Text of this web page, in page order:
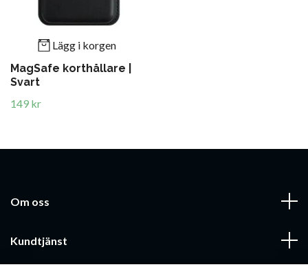
Lägg i korgen
MagSafe korthållare |
Svart
149 kr
Om oss
Kundtjänst